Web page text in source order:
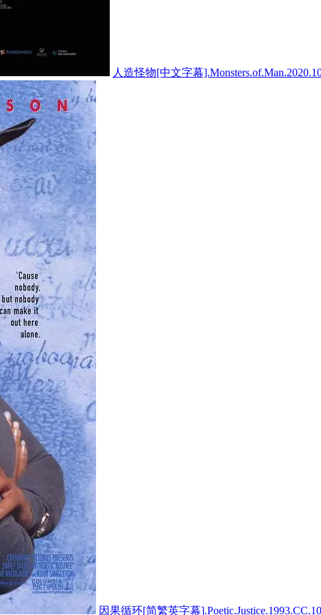
人造怪物[中文字幕
因果循环[简繁英字幕